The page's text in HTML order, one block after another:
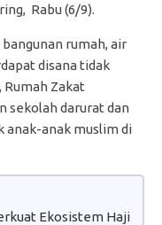
Rabu (6/9).
rumah, air
disana tidak
Rumah Zakat
sekolah darurat dan
anak-anak muslim di
Ekosistem Haji